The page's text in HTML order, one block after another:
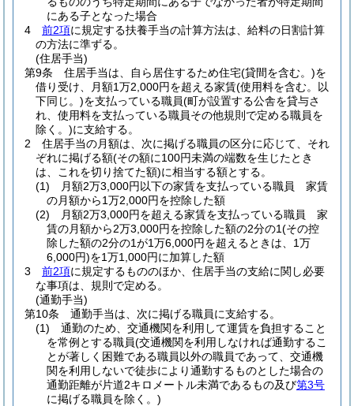
にある子となった場合
4
前2項に規定する扶養手当の計算方法は、給料の日割計算
の方法に準ずる。
(住居手当)
第9条
住居手当は、自ら居住するため住宅(貸間を含む。)を
借り受け、月額1万2,000円を超える家賃(使用料を含む。以
下同じ。)を支払っている職員(町が設置する公舎を貸与さ
れ、使用料を支払っている職員その他規則で定める職員を
除く。)に支給する。
2
住居手当の月額は、次に掲げる職員の区分に応じて、それ
ぞれに掲げる額(その額に100円未満の端数を生じたとき
は、これを切り捨てた額)に相当する額とする。
(1)
月額2万3,000円以下の家賃を支払っている職員 家賃
の月額から1万2,000円を控除した額
(2)
月額2万3,000円を超える家賃を支払っている職員 家
賃の月額から2万3,000円を控除した額の2分の1(その控
除した額の2分の1が1万6,000円を超えるときは、1万
6,000円)を1万1,000円に加算した額
3
前2項に規定するもののほか、住居手当の支給に関し必要
な事項は、規則で定める。
(通勤手当)
第10条
通勤手当は、次に掲げる職員に支給する。
(1)
通勤のため、交通機関を利用して運賃を負担すること
を常例とする職員(交通機関を利用しなければ通勤するこ
とが著しく困難である職員以外の職員であって、交通機
関を利用しないで徒歩により通勤するものとした場合の
通勤距離が片道2キロメートル未満であるもの及び第3号
に掲げる職員を除く。)